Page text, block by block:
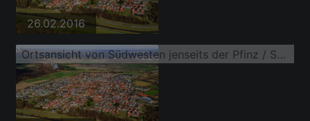
26.02.2016
Ortsansicht von Südwesten jenseits der Pfinz / Saalbachkanal